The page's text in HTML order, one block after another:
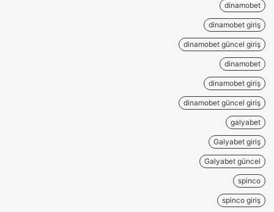
dinamobet
dinamobet giriş
dinamobet güncel giriş
dinamobet
dinamobet giriş
dinamobet güncel giriş
galyabet
Galyabet giriş
Galyabet güncel
spinco
spinco giriş